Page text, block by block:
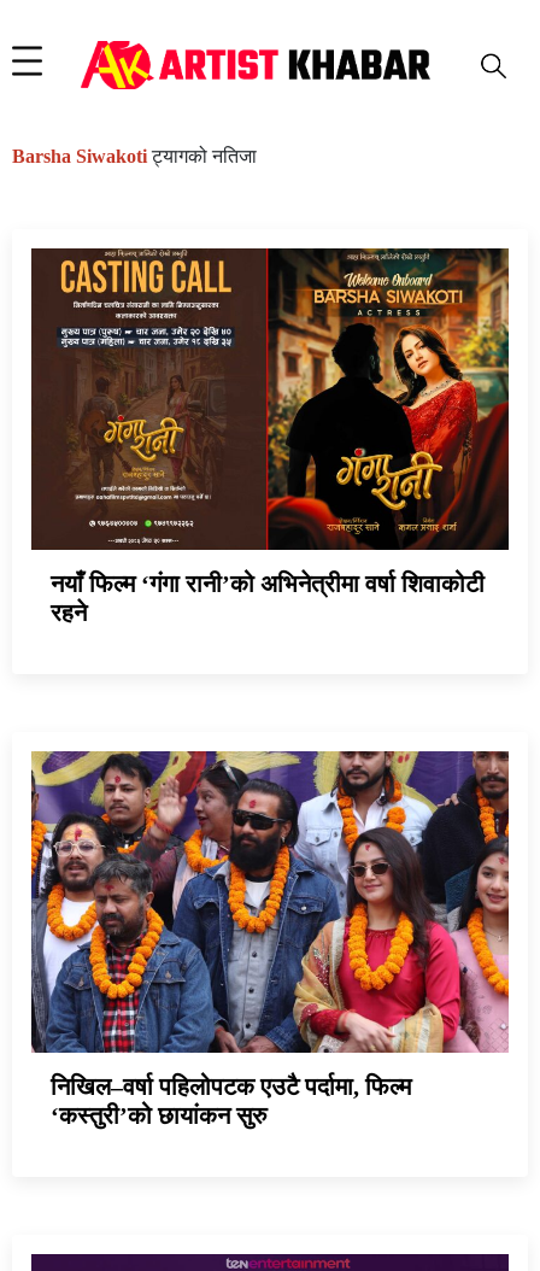
Barsha Siwakotiट्यागको नतिजा
नयाँ फिल्म ‘गंगा रानी’को अभिनेत्रीमा वर्षा शिवाकोटी
रहने
निखिल–वर्षा पहिलोपटक एउटै पर्दामा, फिल्म
‘कस्तुरी’को छायांकन सुरु